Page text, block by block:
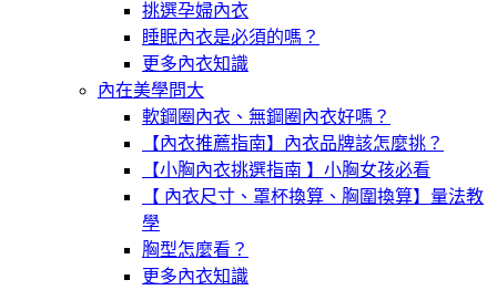
挑選孕婦內衣
睡眠內衣是必須的嗎？
更多內衣知識
內在美學問大
軟鋼圈內衣、無鋼圈內衣好嗎？
【內衣推薦指南】內衣品牌該怎麼挑？
【小胸內衣挑選指南 】小胸女孩必看
【 內衣尺寸、罩杯換算、胸圍換算】量法教
學
胸型怎麼看？
更多內衣知識